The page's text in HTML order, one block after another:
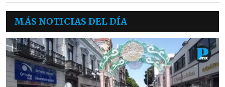
MÁS NOTICIAS DEL DÍA